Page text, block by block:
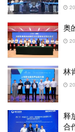
奥
林
释
合